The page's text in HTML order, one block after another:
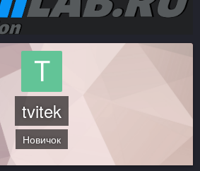
tvitek
Новичок